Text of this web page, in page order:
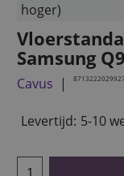
hoger)
Samsung
Cavus 8713222029927
Levertijd: 5-10